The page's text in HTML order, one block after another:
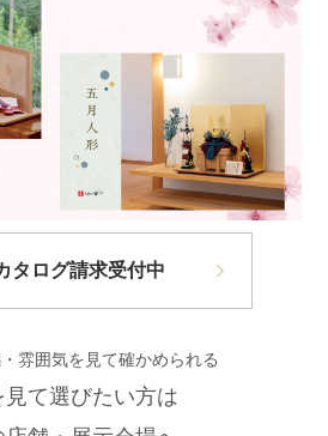
タログ請求受付中
雰囲気を見て確かめられる
見て選びたい方は